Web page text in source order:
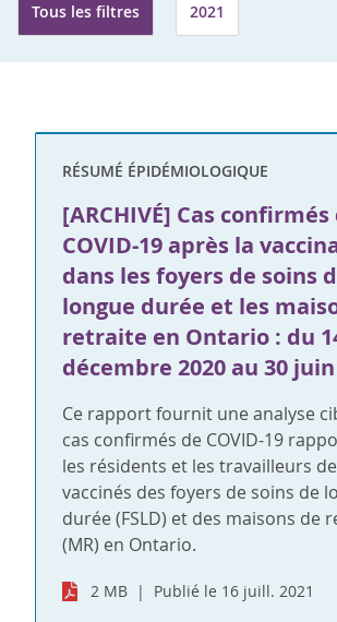
Tous les filtres 2021
RÉSUMÉ ÉPIDÉMIOLOGIQUE
[ARCHIVÉ] Cas confirmés
COVID-19 après la
dans les foyers de soins
longue durée et les
retraite en Ontario : du
décembre 2020 au 30 juin
Ce rapport fournit une analyse
cas confirmés de COVID-19
les résidents et les travailleurs
vaccinés des foyers de soins de
durée (FSLD) et des maisons de
(MR) en Ontario.
2 MB Publié le 16 juill. 2021